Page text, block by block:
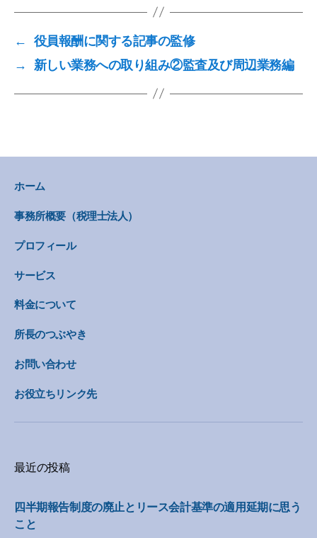
←
役員報酬に関する記事の監修
→
新しい業務への取り組み②監査及び周辺業務編
ホーム
事務所概要（税理士法人）
プロフィール
サービス
料金について
所長のつぶやき
お問い合わせ
お役立ちリンク先
最近の投稿
四半期報告制度の廃止とリース会計基準の適用延期に思う
こと